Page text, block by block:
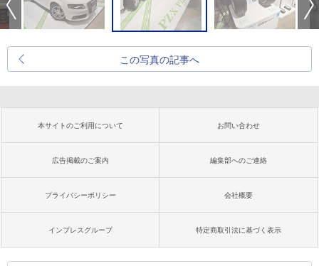
この写真の記事へ
本サイトのご利用について お問い合わせ
広告掲載のご案内 編集部へのご連絡
プライバシーポリシー 会社概要
インプレスグループ 特定商取引法に基づく表示